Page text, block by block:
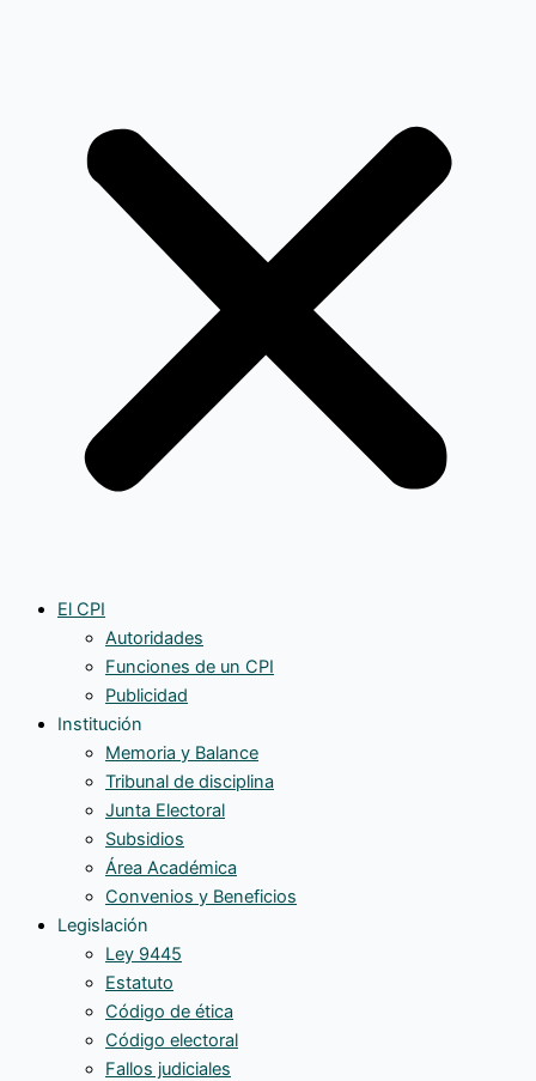
El CPI
Autoridades
Funciones de un CPI
Publicidad
Institución
Memoria y Balance
Tribunal de disciplina
Junta Electoral
Subsidios
Área Académica
Convenios y Beneficios
Legislación
Ley 9445
Estatuto
Código de ética
Código electoral
Fallos judiciales